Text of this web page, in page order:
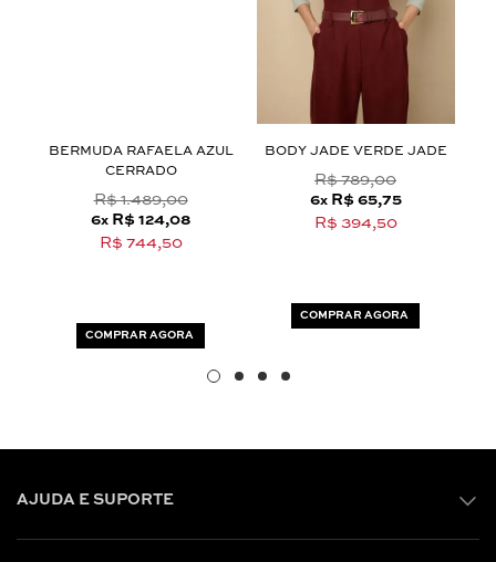
BERMUDA RAFAELA AZUL
CERRADO
R$ 1.489,00
6x R$ 124,08
R$ 744,50
COMPRAR AGORA
BODY JADE VERDE JADE
R$ 789,00
6x R$ 65,75
R$ 394,50
COMPRAR AGORA
AJUDA E SUPORTE